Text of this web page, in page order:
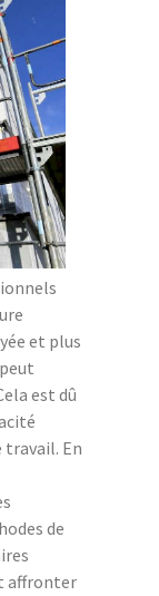
et plus
est dû
travail. En
de
affronter